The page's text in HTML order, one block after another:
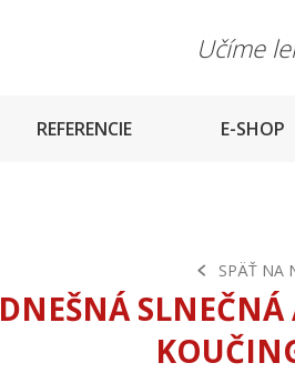
Učíme
REFERENCIE E-SHOP
SPÄŤ NA
DNEŠNÁ